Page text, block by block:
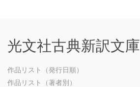
光文社古典新訳文庫
作品リスト（発行日順）
作品リスト（著者別）